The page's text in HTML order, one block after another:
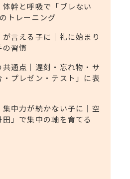
幹と呼吸で「ブレない
トレーニング
が言える子に｜礼に始まり
の習慣
通点｜遅刻・忘れ物・サ
プレゼン・テスト」に表
集中力が続かない子に｜空
」で集中の軸を育てる